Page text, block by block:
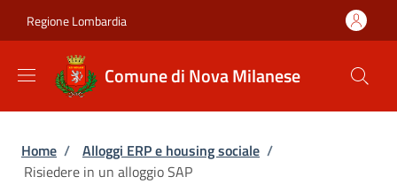
Regione Lombardia
Comune di Nova Milanese
Briciole di pane
Home / Alloggi ERP e housing sociale /
Risiedere in un alloggio SAP